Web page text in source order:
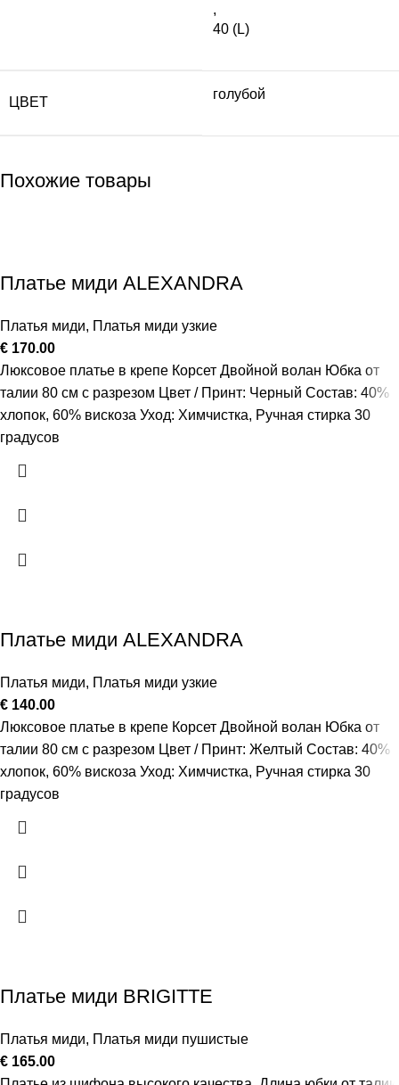
,
40 (L)
ЦВЕТ
голубой
Похожие товары
Платье миди ALEXANDRA
Платья миди, Платья миди узкие
€ 170.00
Люксовое платье в крепе Корсет Двойной волан Юбка от
талии 80 см с разрезом Цвет / Принт: Черный Состав: 40%
хлопок, 60% вискоза Уход: Химчистка, Ручная стирка 30
градусов
Платье миди ALEXANDRA
Платья миди, Платья миди узкие
€ 140.00
Люксовое платье в крепе Корсет Двойной волан Юбка от
талии 80 см с разрезом Цвет / Принт: Желтый Состав: 40%
хлопок, 60% вискоза Уход: Химчистка, Ручная стирка 30
градусов
Платье миди BRIGITTE
Платья миди, Платья миди пушистые
€ 165.00